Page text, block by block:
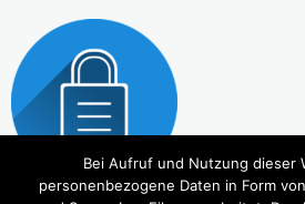
Bei Aufruf und Nutzung dieser
personenbezogene Daten in Form